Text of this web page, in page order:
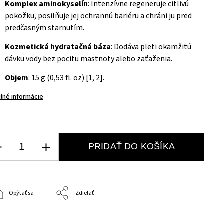
Komplex aminokyselín: Intenzívne regeneruje citlivú
pokožku, posilňuje jej ochrannú bariéru a chráni ju pred
predčasným starnutím.
Kozmetická hydratačná báza: Dodáva pleti okamžitú
dávku vody bez pocitu mastnoty alebo zaťaženia.
Objem: 15 g (0,53 fl. oz) [1, 2].
informácie
PRIDAŤ DO KOŠÍKA
Opýtať sa Zdieľať